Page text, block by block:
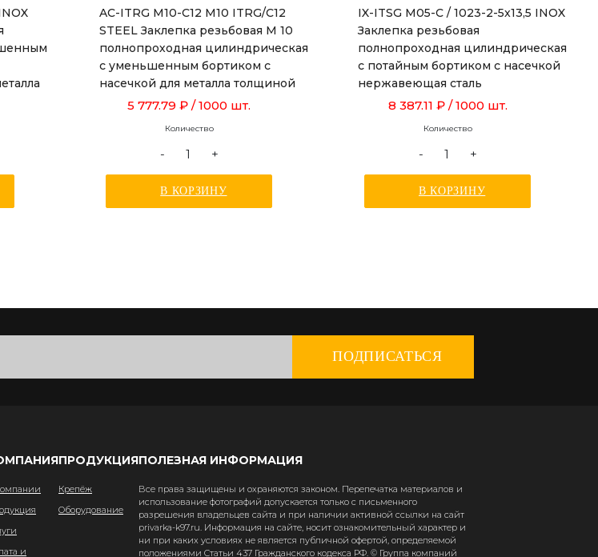
AC-ITRG M10-C12 M10 ITRG/C12
STEEL Заклепка резьбовая М 10
полнопроходная цилиндрическая
с уменьшенным бортиком с
насечкой для металла толщиной
от 1,0 до 3,5 мм, длиной 19,0 мм
5 777.79 ₽/ 1000 шт.
Количество
- +
В КОРЗИНУ
IX-ITSG M05-C / 1023-2-5x13,5 INOX
Заклепка резьбовая
полнопроходная цилиндрическая
с потайным бортиком с насечкой
нержавеющая сталь
8 387.11 ₽ / 1000 шт.
Количество
- +
В КОРЗИНУ
ПОДПИСАТЬСЯ
и
ПРОДУКЦИЯ
Крепёж
Оборудование
ПОЛЕЗНАЯ ИНФОРМАЦИЯ
Все права защищены и охраняются законом. Перепечатка материалов и
использование фотографий допускается только с письменного
разрешения владельцев сайта и при наличии активной ссылки на сайт
privarka-k97.ru. Информация на сайте, носит ознакомительный характер и
ни при каких условиях не является публичной офертой, определяемой
положениями Статьи 437 Гражданского кодекса РФ. © Группа компаний